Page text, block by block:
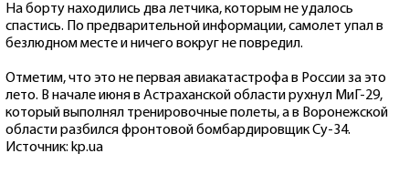
На борту находились два летчика, которым не удалось
спастись. По предварительной информации, самолет упал в
безлюдном месте и ничего вокруг не повредил.
Отметим, что это не первая авиакатастрофа в России за это
лето. В начале июня в Астраханской области рухнул МиГ-29,
который выполнял тренировочные полеты, а в Воронежской
области разбился фронтовой бомбардировщик Су-34.
Источник: kp.ua